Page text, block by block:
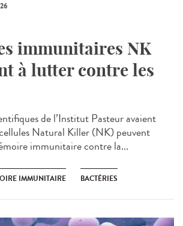
immunitaires NK
à lutter contre les
de l’Institut Pasteur avaient
Natural Killer (NK) peuvent
immunitaire contre la...
IMMUNITAIRE BACTÉRIES